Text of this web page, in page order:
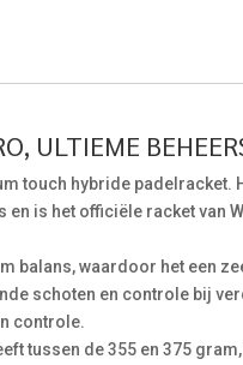
ULTIEME
touch hybride padelracket.
is het officiële racket van
balans, waardoor het een
schoten en controle bij
controle.
tussen de 355 en 375